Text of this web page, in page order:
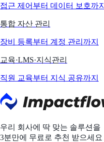
접근 제어부터 데이터 보호까지
통합 자산 관리
장비 등록부터 계정 관리까지
교육·LMS·지식관리
직원 교육부터 지식 공유까지
우리 회사에 딱 맞는 솔루션을
3분만에 무료로 추천 받으세요